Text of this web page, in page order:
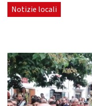
Notizie locali